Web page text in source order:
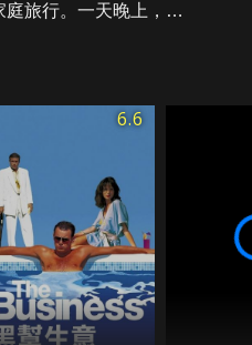
旅行。一天晚上，當
的路，就必須先克服
6.6